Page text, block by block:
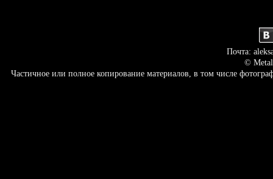
Почта:
©
Частичное или полное копирование материалов, в том числе